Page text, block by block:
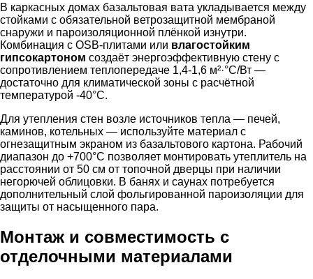
В каркасных домах базальтовая вата укладывается между
стойками с обязательной ветрозащитной мембраной
снаружи и пароизоляционной плёнкой изнутри.
Комбинация с OSB-плитами или влагостойким
гипсокартоном создаёт энергоэффективную стену с
сопротивлением теплопередаче 1,4-1,6 м²·°C/Вт —
достаточно для климатической зоны с расчётной
температурой -40°C.
Для утепления стен возле источников тепла — печей,
каминов, котельных — используйте материал с
огнезащитным экраном из базальтового картона. Рабочий
диапазон до +700°C позволяет монтировать утеплитель на
расстоянии от 50 см от топочной дверцы при наличии
негорючей облицовки. В банях и саунах потребуется
дополнительный слой фольгированной пароизоляции для
защиты от насыщенного пара.
Монтаж и совместимость с
отделочными материалами